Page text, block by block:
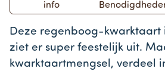
info
Deze regenboog-kwarktaart
ziet er super feestelijk uit.
kwarktaartmengsel, verdeel